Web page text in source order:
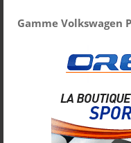
Gamme Volkswagen